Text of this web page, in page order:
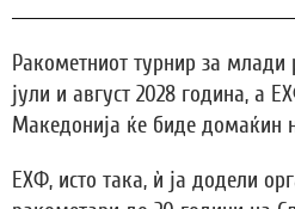
Ракометниот турнир за
јули и август 2028 година, а
Македонија ќе биде домаќин
ЕХФ, исто така, ѝ ја додели